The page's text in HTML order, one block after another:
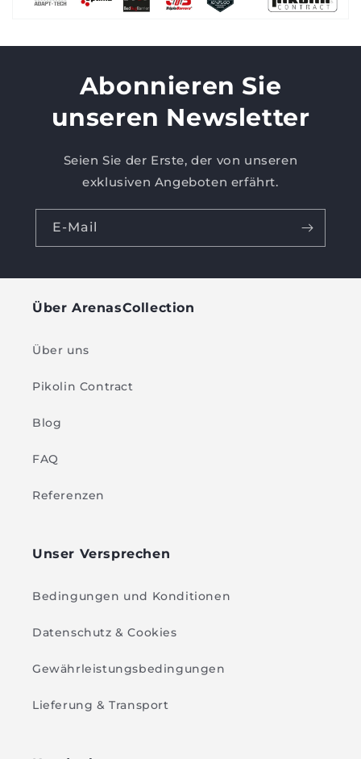
Abonnieren Sie
unseren Newsletter
Seien Sie der Erste, der von unseren
exklusiven Angeboten erfährt.
E-Mail
Über ArenasCollection
Über uns
Pikolin Contract
Blog
FAQ
Referenzen
Unser Versprechen
Bedingungen und Konditionen
Datenschutz & Cookies
Gewährleistungsbedingungen
Lieferung & Transport